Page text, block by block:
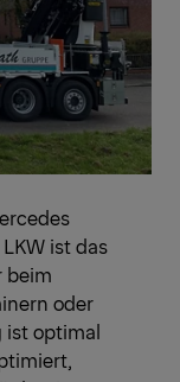
ist das
beim
oder
ist optimal